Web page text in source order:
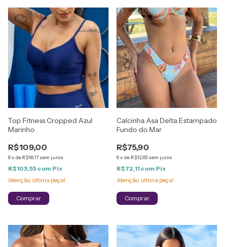
Top Fitness Cropped Azul
Marinho
R$109,00
6x de R$18,17 sem juros
R$103,55 com Pix
Atenção, última peça!
Comprar
Calcinha Asa Delta Estampado
Fundo do Mar
R$75,90
6x de R$12,65 sem juros
R$72,11 com Pix
Atenção, última peça!
Comprar